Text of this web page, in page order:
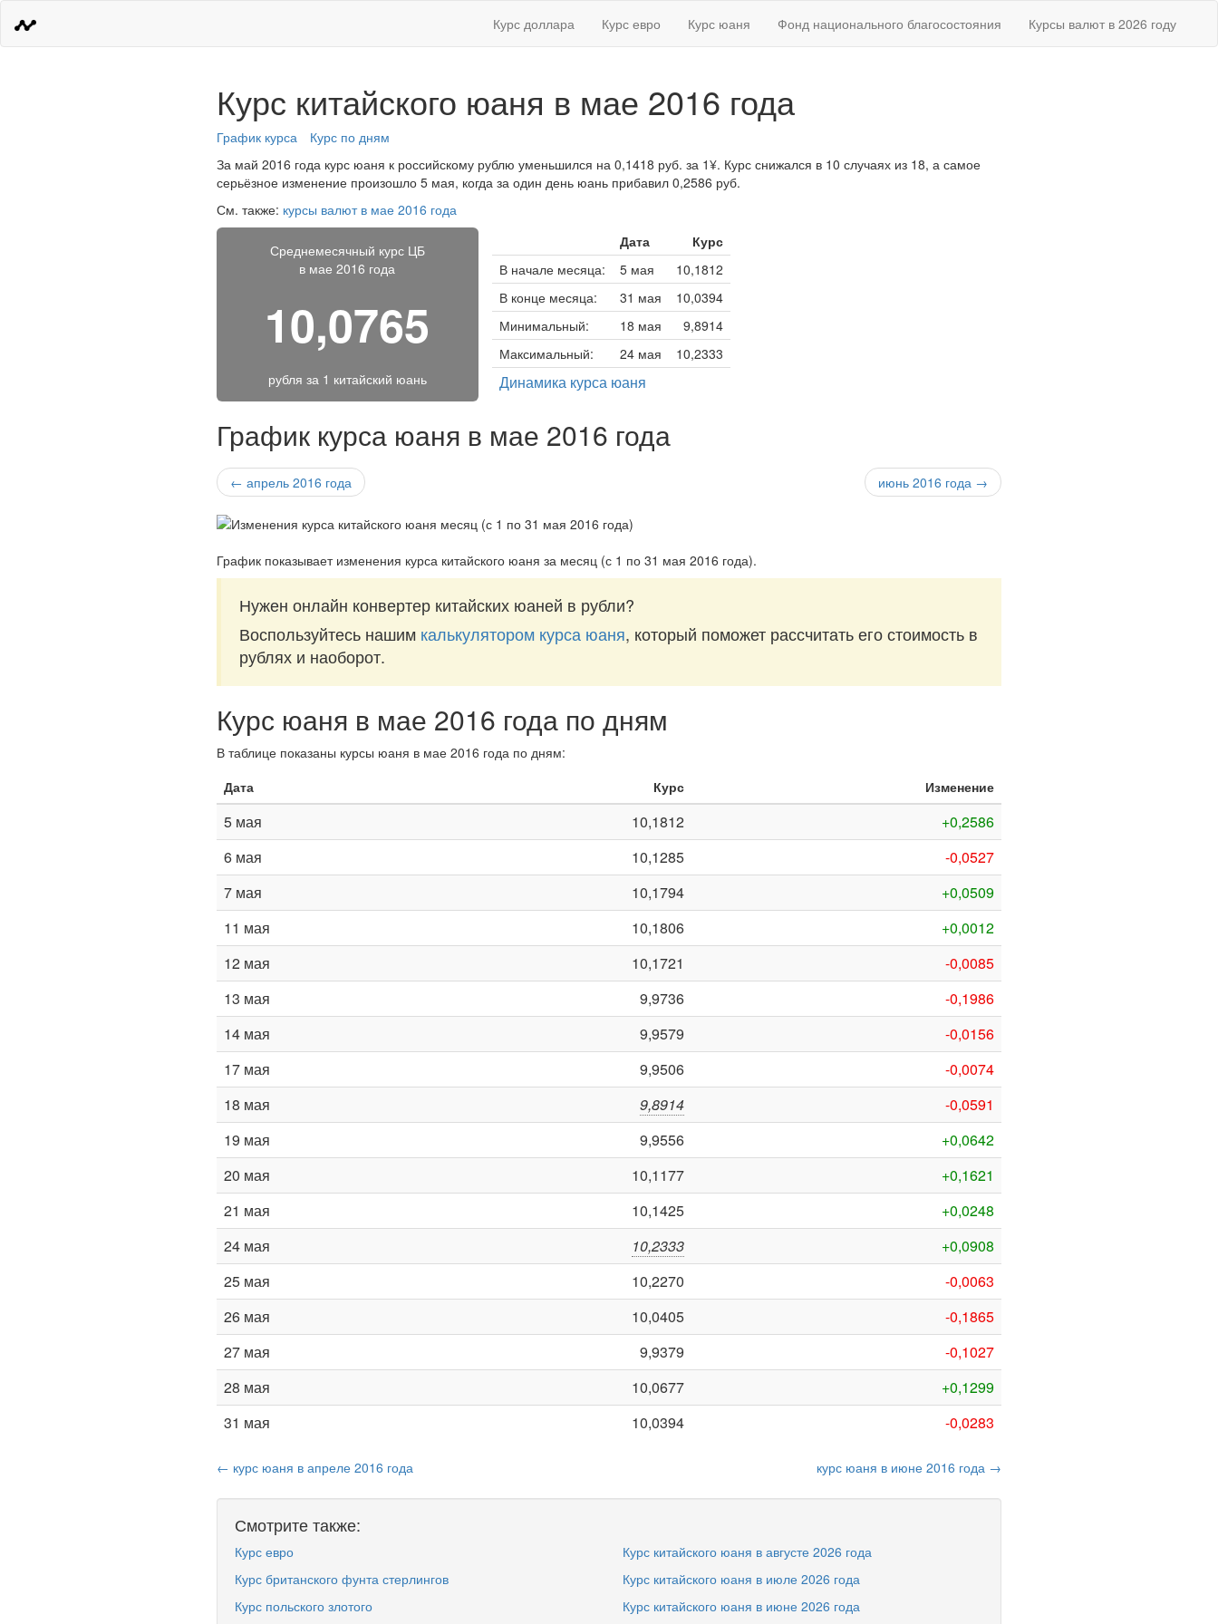
Курс доллара Курс евро Курс юаня Фонд национального благосостояния Курсы валют в 2026 году
Курс китайского юаня в мае 2016 года
График курса
Курс по дням
За май 2016 года курс юаня к российскому рублю уменьшился на 0,1418 руб. за 1¥. Курс снижался в 10 случаях из 18, а самое
серьёзное изменение произошло 5 мая, когда за один день юань прибавил 0,2586 руб.
См. также: курсы валют в мае 2016 года
Среднемесячный курс ЦБ
в мае 2016 года
10,0765
рубля за 1 китайский юань
Дата
Курс
В начале месяца:
5 мая
10,1812
В конце месяца:
31 мая
10,0394
Минимальный:
18 мая
9,8914
Максимальный:
24 мая 10,2333
Динамика курса юаня
График курса юаня в мае 2016 года
← апрель 2016 года июнь 2016 года →
График показывает изменения курса китайского юаня за месяц (с 1 по 31 мая 2016 года).
Нужен онлайн конвертер китайских юаней в рубли?
Воспользуйтесь нашим калькулятором курса юаня, который поможет рассчитать его стоимость в
рублях и наоборот.
Курс юаня в мае 2016 года по дням
В таблице показаны курсы юаня в мае 2016 года по дням:
Дата
Курс Изменение
5 мая 10,1812
+0,2586
6 мая
10,1285
-0,0527
7 мая
10,1794
+0,0509
11 мая
10,1806
+0,0012
12 мая
10,1721
-0,0085
13 мая
9,9736
-0,1986
14 мая
9,9579
-0,0156
17 мая
9,9506
-0,0074
18 мая
9,8914
-0,0591
19 мая
9,9556
+0,0642
20 мая
10,1177
+0,1621
21 мая
10,1425
+0,0248
24 мая
10,2333
+0,0908
25 мая
10,2270
-0,0063
26 мая
10,0405
-0,1865
27 мая
9,9379
-0,1027
28 мая
10,0677
+0,1299
31 мая
10,0394 -0,0283
← курс юаня в апреле 2016 года курс юаня в июне 2016 года →
Смотрите также:
Курс евро
Курс британского фунта стерлингов
Курс польского злотого
Курс китайского юаня в августе 2026 года
Курс китайского юаня в июле 2026 года
Курс китайского юаня в июне 2026 года